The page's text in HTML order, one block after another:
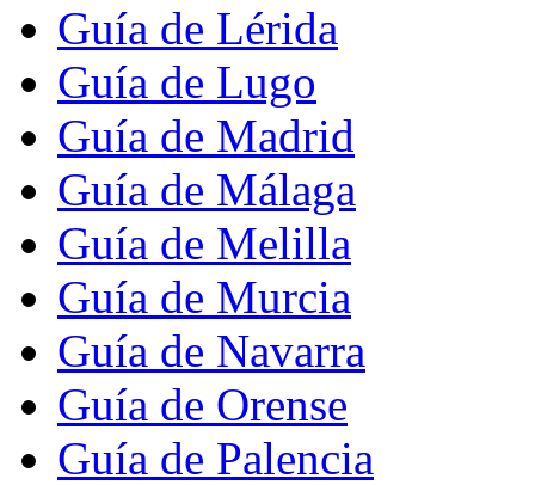
Guía de Lérida
Guía de Lugo
Guía de Madrid
Guía de Málaga
Guía de Melilla
Guía de Murcia
Guía de Navarra
Guía de Orense
Guía de Palencia